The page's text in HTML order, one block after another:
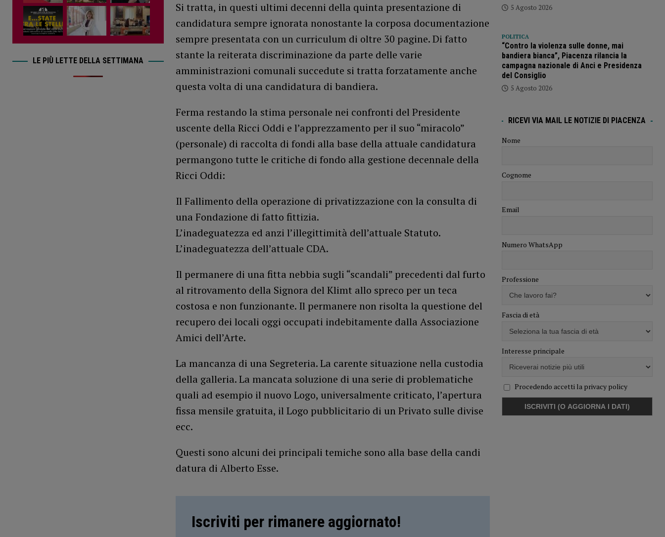
Si tratta, in questi ultimi decenni della quinta presentazione di
candidatura sempre ignorata nonostante la corposa documentazione
sempre presentata con un curriculum di oltre 30 pagine. Di fatto
stante la reiterata discriminazione da parte delle varie
amministrazioni comunali succedute si tratta forzatamente anche
questa volta di una candidatura di bandiera.
Ferma restando la stima personale nei confronti del Presidente
uscente della Ricci Oddi e l’apprezzamento per il suo “miracolo”
(personale) di raccolta di fondi alla base della attuale candidatura
permangono tutte le critiche di fondo alla gestione decennale della
Ricci Oddi:
Il Fallimento della operazione di privatizzazione con la consulta di
una Fondazione di fatto fittizia.
L’inadeguatezza ed anzi l’illegittimità dell’attuale Statuto.
L’inadeguatezza dell’attuale CDA.
Il permanere di una fitta nebbia sugli “scandali” precedenti dal furto
al ritrovamento della Signora del Klimt allo spreco per un teca
costosa e non funzionante. Il permanere non risolta la questione del
recupero dei locali oggi occupati indebitamente dalla Associazione
Amici dell’Arte.
La mancanza di una Segreteria. La carente situazione nella custodia
della galleria. La mancata soluzione di una serie di problematiche
quali ad esempio il nuovo Logo, universalmente criticato, l’apertura
fissa mensile gratuita, il Logo pubblicitario di un Privato sulle divise
ecc.
Questi sono alcuni dei principali temiche sono alla base della candi
datura di Alberto Esse.
Iscriviti per rimanere aggiornato!
LE PIÙ LETTE DELLA SETTIMANA
5 Agosto 2026
POLITICA
“Contro la violenza sulle donne, mai
bandiera bianca”, Piacenza rilancia la
campagna nazionale di Anci e Presidenza
del Consiglio
5 Agosto 2026
RICEVI VIA MAIL LE NOTIZIE DI PIACENZA
Nome
Cognome
Email
Numero WhatsApp
Professione
Fascia di età
Interesse principale
Procedendo accetti la privacy policy